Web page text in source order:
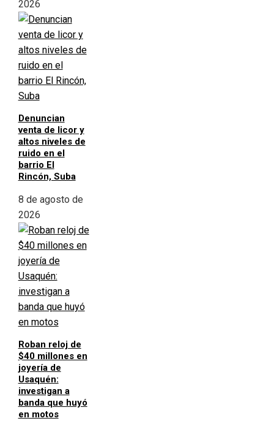
2026
Denuncian
venta de licor y
altos niveles de
ruido en el
barrio El
Rincón, Suba
8 de agosto de
2026
Roban reloj de
$40 millones en
joyería de
Usaquén:
investigan a
banda que huyó
en motos